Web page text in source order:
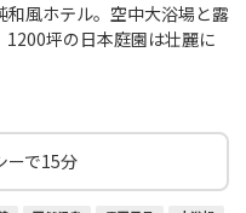
風ホテル。空中大浴場と露
坪の日本庭園は壮麗に
ーで15分